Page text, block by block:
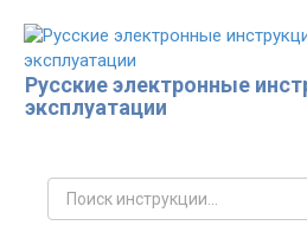
контенту
Русские электронные
эксплуатации
Поиск: